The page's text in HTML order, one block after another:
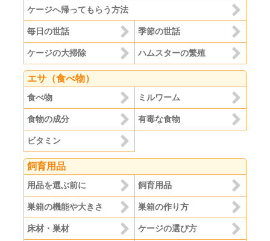
ケージへ帰ってもらう方法
毎日の世話 季節の世話
ケージの大掃除 ハムスターの繁殖
エサ（食べ物）
食べ物 ミルワーム
食物の成分 有毒な食物
ビタミン
飼育用品
用品を選ぶ前に 飼育用品
巣箱の機能や大きさ 巣箱の作り方
床材・巣材 ケージの選び方